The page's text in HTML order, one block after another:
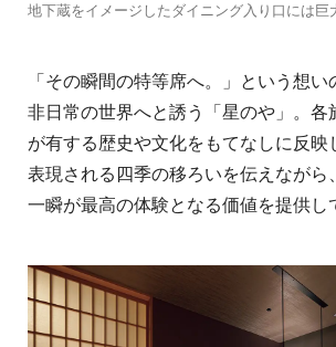
地下蔵をイメージしたダイニング入り口には巨
「その瞬間の特等席へ。」という想い
非日常の世界へと誘う「星のや」。各
が有する歴史や文化をもてなしに反映
表現される四季の移ろいを伝えながら
一瞬が最高の体験となる価値を提供し